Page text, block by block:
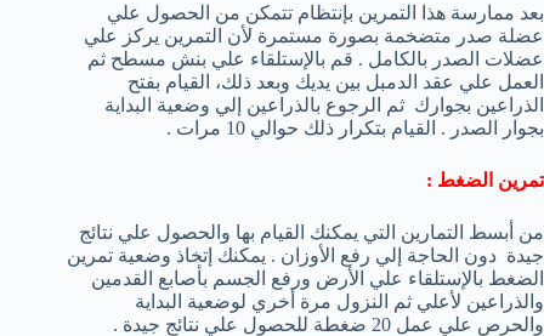
بعد ممارسة هذا التمرين بإنتظام تتمكن من الحصول علي
عضلة صدر متضخمة بصورة مستمرة لأن التمرين يركز علي
عضلات الصدر بالكامل . قم بالإستلقاء علي بنش مسطح ثم
العمل علي عقد الدمبل بين يديك وبعد ذلك، القيام بفتح
الذراعين بجوارك ثم الرجوع بالذراعين إلي وضعية البداية
بجوار الصدر . القيام بتكرار ذلك حوالي 10 مرات .
تمرين الضغط :
من أبسط التمارين التي يمكنك القيام بها والحصول علي نتائج
جيدة دون الحاجة إلي رفع الأوزان . يمكنك إتخاذ وضعية تمرين
الضغط بالإستلقاء علي الأرض ورفع الجسم بأصابع القدمين
والذراعين لأعلي ثم النزول مرة أخري لوضعية البداية
والحرص علي عمل 20 ضغطة للحصول علي نتائج جيدة .